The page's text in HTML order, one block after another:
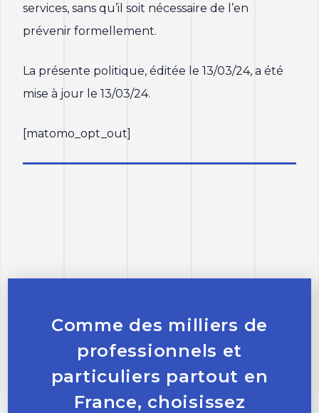
services, sans qu’il soit nécessaire de l’en
prévenir formellement.
La présente politique, éditée le 13/03/24, a été
mise à jour le 13/03/24.
[matomo_opt_out]
Comme des milliers de
professionnels et
particuliers partout en
France, choisissez